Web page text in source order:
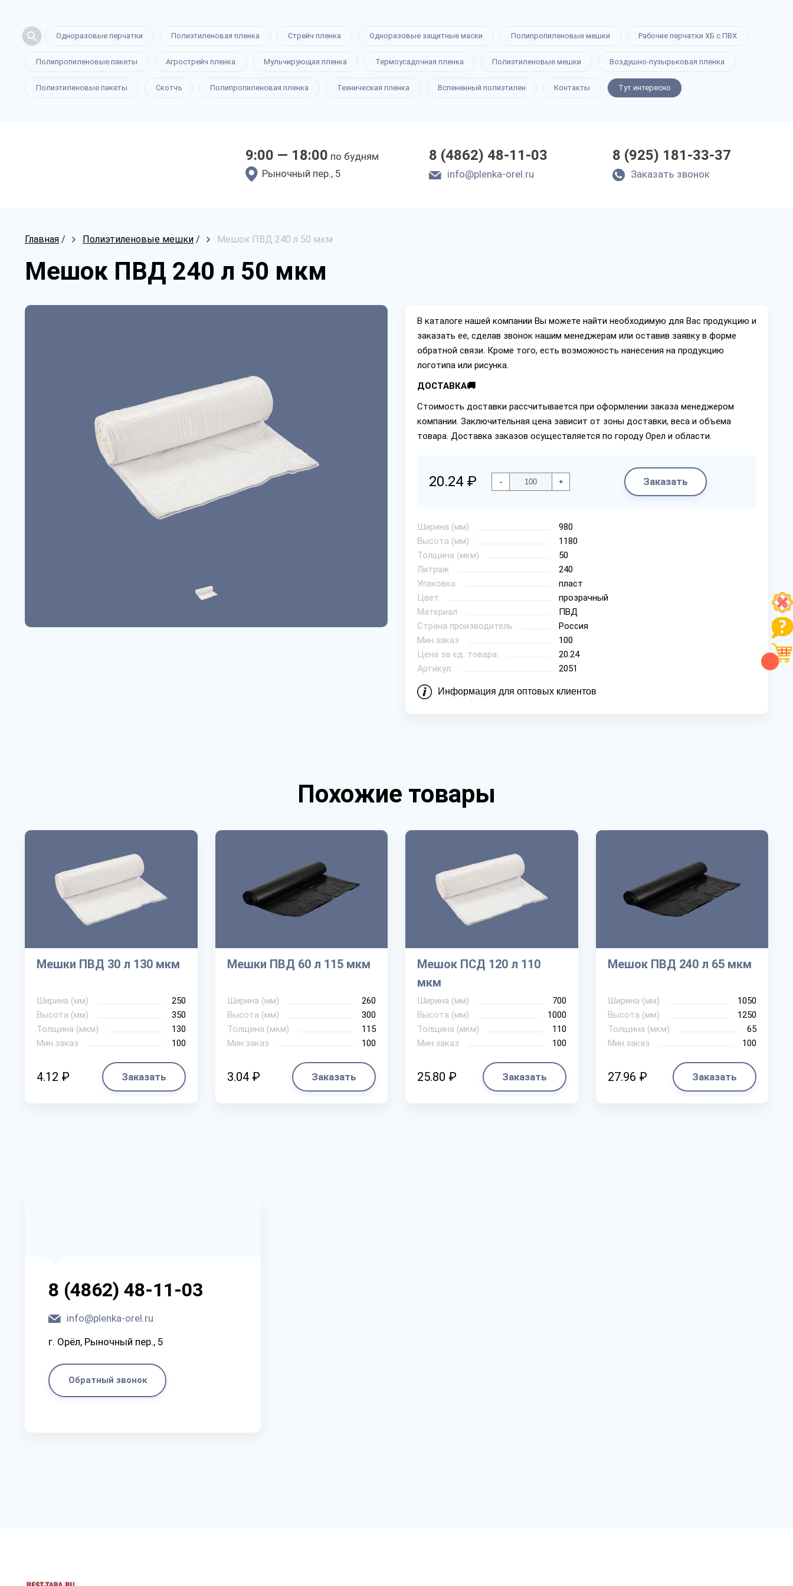
Одноразовые перчатки Полиэтиленовая пленка Стрейч пленка Одноразовые защитные маски Полипропиленовые мешки Рабочие перчатки ХБ с ПВХ
Полипропиленовые пакеты Агрострейч пленка Мульчирующая пленка Термоусадочная пленка Полиэтиленовые мешки Воздушно-пузырьковая пленка
Полиэтиленовые пакеты Скотчъ Полипропиленовая пленка Техническая пленка Вспененный полиэтилен Контакты Тут интересно
9:00 — 18:00 по будням
Рыночный пер., 5
8 (4862) 48-11-03
info@plenka-orel.ru
8 (925) 181-33-37
Заказать звонок
Главная / Полиэтиленовые мешки / Мешок ПВД 240 л 50 мкм
Мешок ПВД 240 л 50 мкм
В каталоге нашей компании Вы можете найти необходимую для Вас продукцию и
заказать ее, сделав звонок нашим менеджерам или оставив заявку в форме
обратной связи. Кроме того, есть возможность нанесения на продукцию
логотипа или рисунка.
ДОСТАВКА🚚
Стоимость доставки рассчитывается при оформлении заказа менеджером
компании. Заключительная цена зависит от зоны доставки, веса и объема
товара. Доставка заказов осуществляется по городу Орел и области.
20.24 ₽ - + Заказать
Ширина (мм)
980
Высота (мм)
1180
Толщина (мкм)
50
Литраж
240
Упаковка
пласт
Цвет
прозрачный
Материал
ПВД
Страна производитель
Россия
Мин.заказ
100
Цена за ед. товара:
20.24
Артикул:
2051
Информация для оптовых клиентов
Похожие товары
Мешки ПВД 30 л 130 мкм
Ширина (мм)
250
Высота (мм)
350
Толщина (мкм)
130
Мин.заказ
100
4.12 ₽ Заказать
Мешки ПВД 60 л 115 мкм
Ширина (мм)
260
Высота (мм)
300
Толщина (мкм)
115
Мин.заказ
100
3.04 ₽ Заказать
Мешок ПСД 120 л 110
мкм
Ширина (мм)
700
Высота (мм)
1000
Толщина (мкм)
110
Мин.заказ
100
25.80 ₽ Заказать
Мешок ПВД 240 л 65 мкм
Ширина (мм)
1050
Высота (мм)
1250
Толщина (мкм)
65
Мин.заказ
100
27.96 ₽ Заказать
8 (4862) 48-11-03
info@plenka-orel.ru
г. Орёл, Рыночный пер., 5
Обратный звонок